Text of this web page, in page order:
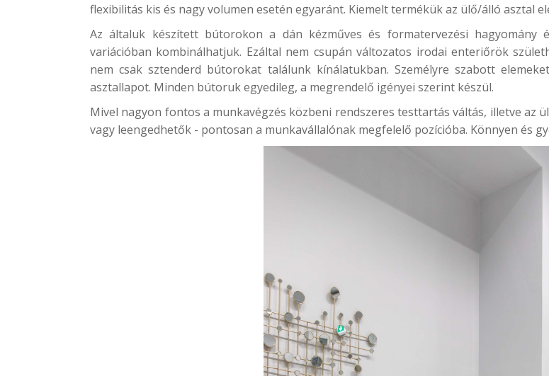
flexibilitás kis és nagy volumen esetén egyaránt. Kiemelt termékük az ülő/álló asztal
Az általuk készített bútorokon a dán kézműves és formatervezési hagyomány
variációban kombinálhatjuk. Ezáltal nem csupán változatos irodai enteriőrök
nem csak sztenderd bútorokat találunk kínálatukban. Személyre szabott
asztallapot. Minden bútoruk egyedileg, a megrendelő igényei szerint készül.
Mivel nagyon fontos a munkavégzés közbeni rendszeres testtartás váltás, illetve az
vagy leengedhetők - pontosan a munkavállalónak megfelelő pozícióba. Könnyen és